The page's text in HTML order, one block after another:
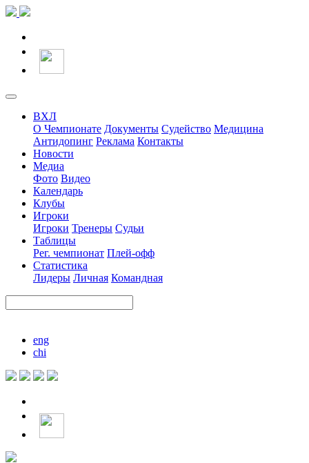
ВХЛ
О Чемпионате Документы Судейство Медицина
Антидопинг Реклама Контакты
Новости
Медиа
Фото Видео
Календарь
Клубы
Игроки
Игроки Тренеры Судьи
Таблицы
Рег. чемпионат Плей-офф
Статистика
Лидеры Личная Командная
eng
chi